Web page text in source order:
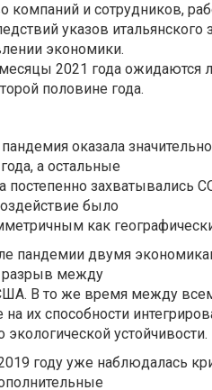
компаний и сотрудников,
указов итальянского
экономики.
2021 года ожидаются
половине года.
пандемия оказала
а остальные
постепенно захватывались
было
как
пандемии двумя
разрыв между
В то же время между
их способности
экологической устойчивости.
году уже наблюдалась